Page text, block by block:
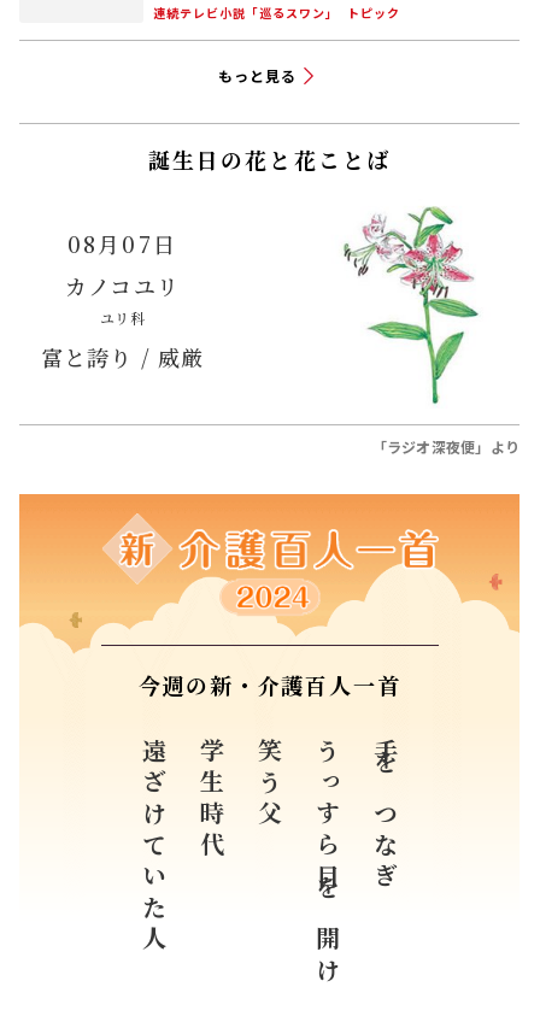
連続テレビ小説「巡るスワン」
トピック
もっと見る
誕生日の花と花ことば
08月07日
カノコユリ
ユリ科
富と誇り / 威厳
「ラジオ深夜便」より
今週の新・介護百人一首
手をつなぎ
うっすら目を開け
笑う父
学生時代
遠ざけていた人